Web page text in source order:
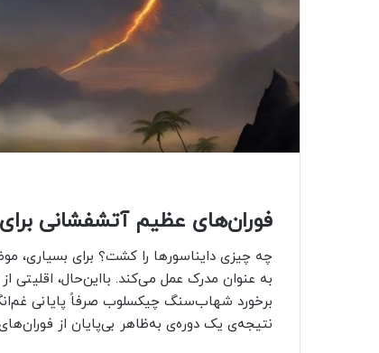
فوران‌های عظیم آتشفشانی
چه چیزی دایناسورها را کشت؟ برای بسیاری،
به عنوان مدرک عمل می‌کند. با‌این‌حال، اقلیتی
برخورد شهاب‌سنگ چیکسلوب صرفاً پایانی
نتیجه‌ی یک دوره‌ی به‌ظاهر بی‌پایان از